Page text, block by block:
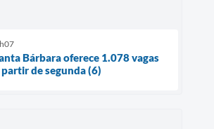
Bárbara oferece 1.078 vagas
de segunda (6)